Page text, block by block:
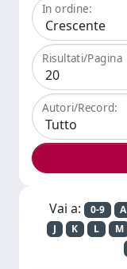
In ordine:
Risultati/Pagina
Autori/Record:
Vai a: 0-9 A
J
K L M